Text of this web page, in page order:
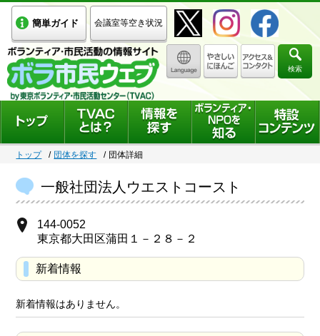
簡単ガイド 会議室等空き状況
検索
トップ 団体を探す 団体詳細
一般社団法人ウエストコースト
144-0052
東京都大田区蒲田１－２８－２
新着情報
新着情報はありません。